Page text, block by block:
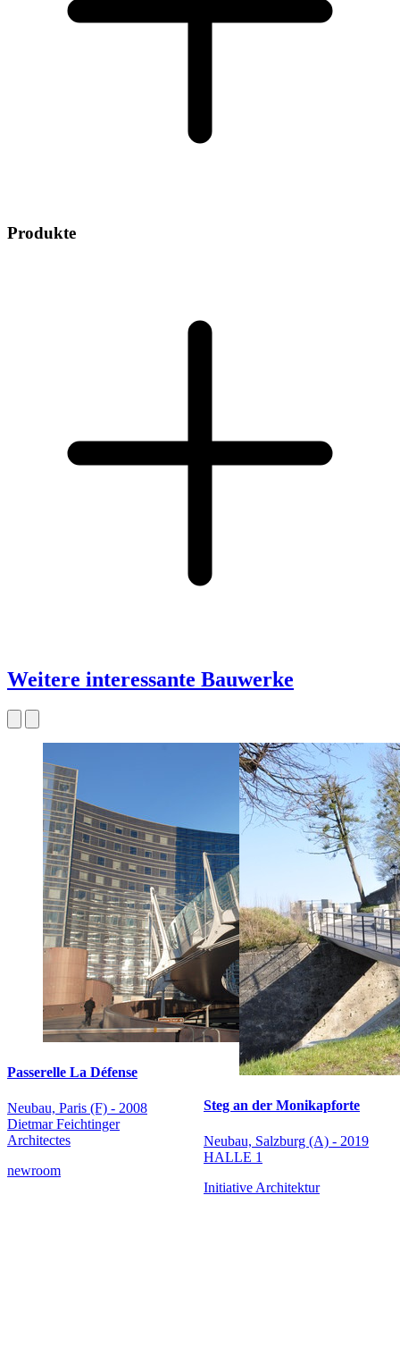
Produkte
Weitere interessante Bauwerke
Passerelle La Défense
Neubau, Paris (F) - 2008
Dietmar Feichtinger
Architectes
newroom
Steg an der Monikapforte
Neubau, Salzburg (A) - 2019
HALLE 1
Initiative Architektur